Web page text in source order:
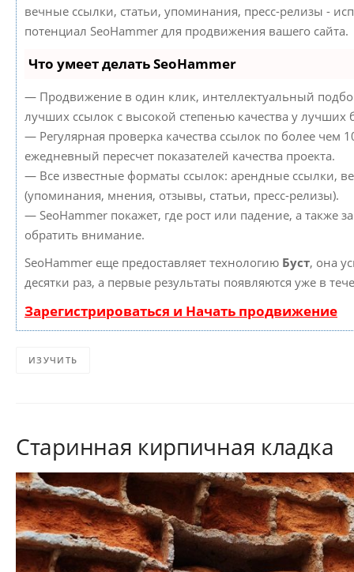
вечные ссылки, статьи, упоминания, пресс-релизы -
потенциал SeoHammer для продвижения вашего сайта.
Что умеет делать SeoHammer
— Продвижение в один клик, интеллектуальный
лучших ссылок с высокой степенью качества у лучших
— Регулярная проверка качества ссылок по более чем
ежедневный пересчет показателей качества проекта.
— Все известные форматы ссылок: арендные ссылки,
(упоминания, мнения, отзывы, статьи, пресс-релизы).
— SeoHammer покажет, где рост или падение, а также
обратить внимание.
SeoHammer еще предоставляет технологию Буст, она
десятки раз, а первые результаты появляются уже в
Зарегистрироваться и Начать продвижение
ИЗУЧИТЬ
Старинная кирпичная кладка